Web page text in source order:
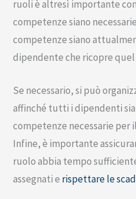
ruoli è altresì importante
competenze siano
competenze siano
dipendente che ricopre quel
Se necessario, si può
affinché tutti i dipendenti
competenze necessarie per
Infine, è importante
ruolo abbia tempo
assegnati e rispettare le